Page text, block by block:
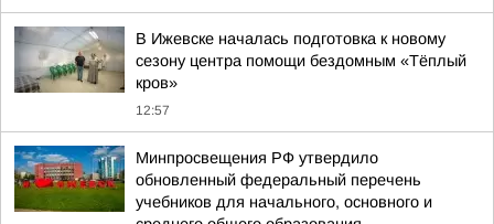
В Ижевске началась подготовка к новому
сезону центра помощи бездомным «Тёплый
кров»
12:57
Минпросвещения РФ утвердило
обновленный федеральный перечень
учебников для начального, основного и